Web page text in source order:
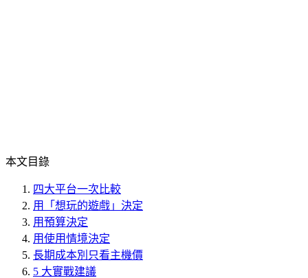
本文目錄
四大平台一次比較
用「想玩的遊戲」決定
用預算決定
用使用情境決定
長期成本別只看主機價
5 大實戰建議